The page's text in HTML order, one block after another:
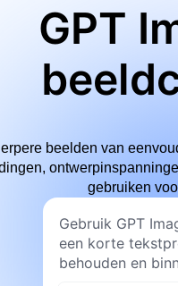
GPT
beelden van
gebruiken